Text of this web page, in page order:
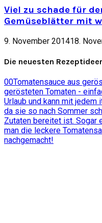
Viel zu schade für
Gemüseblätter mit
9. November 201418.
Die neuesten
00Tomatensauce aus
gerösteten Tomaten -
Urlaub und kann mit jedem
da sie so nach Sommer
Zutaten bereitet ist. Sogar
man die leckere
nachgemacht!